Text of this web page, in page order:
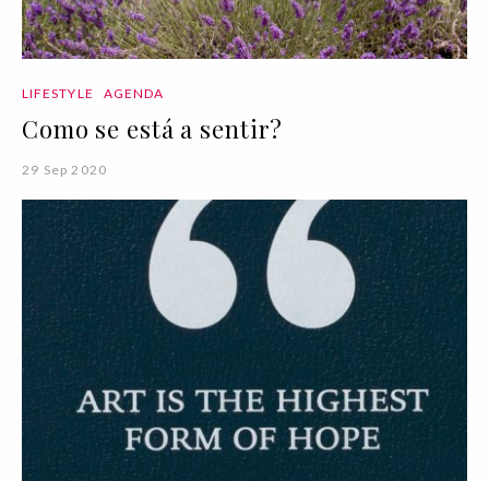
LIFESTYLE AGENDA
Como se está a sentir?
29 Sep 2020